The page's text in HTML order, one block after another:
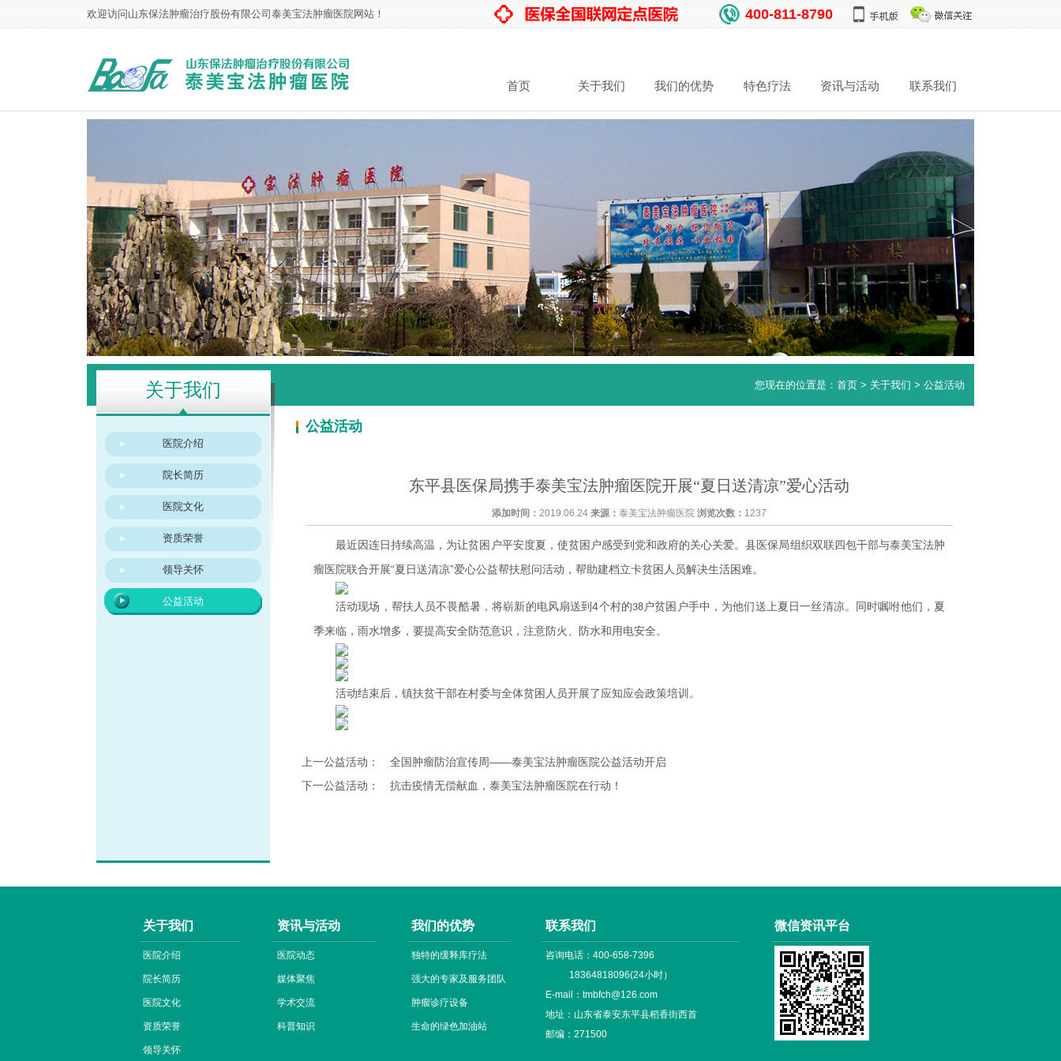
欢迎访问山东保法肿瘤治疗股份有限公司泰美宝法肿瘤医院网站！ 400-811-8790
首页 关于我们 我们的优势 特色疗法 资讯与活动 联系我们
关于我们
医院介绍
院长简历
医院文化
资质荣誉
领导关怀
公益活动
您现在的位置是： 首页 > 关于我们 > 公益活动
公益活动
东平县医保局携手泰美宝法肿瘤医院开展“夏日送清凉”爱心活动
添加时间： 2019.06.24 来源： 泰美宝法肿瘤医院 浏览次数： 1237
最近因连日持续高温，为让贫困户平安度夏，使贫困户感受到党和政府的关心关爱。县医保局组织双联四包干部与泰美宝法肿
瘤医院联合开展“夏日送清凉”爱心公益帮扶慰问活动，帮助建档立卡贫困人员解决生活困难。
活动现场，帮扶人员不畏酷暑，将崭新的电风扇送到4个村的38户贫困户手中，为他们送上夏日一丝清凉。同时嘱咐他们，夏
季来临，雨水增多，要提高安全防范意识，注意防火、防水和用电安全。
活动结束后，镇扶贫干部在村委与全体贫困人员开展了应知应会政策培训。
上一公益活动： 全国肿瘤防治宣传周——泰美宝法肿瘤医院公益活动开启
下一公益活动： 抗击疫情无偿献血，泰美宝法肿瘤医院在行动！
关于我们
医院介绍
院长简历
医院文化
资质荣誉
领导关怀
资讯与活动
医院动态
媒体聚焦
学术交流
科普知识
我们的优势
独特的缓释库疗法
强大的专家及服务团队
肿瘤诊疗设备
生命的绿色加油站
联系我们
咨询电话：400-658-7396
18364818096(24小时）
E-mail：tmbfch@126.com
地址：山东省泰安东平县稻香街西首
邮编：271500
微信资讯平台